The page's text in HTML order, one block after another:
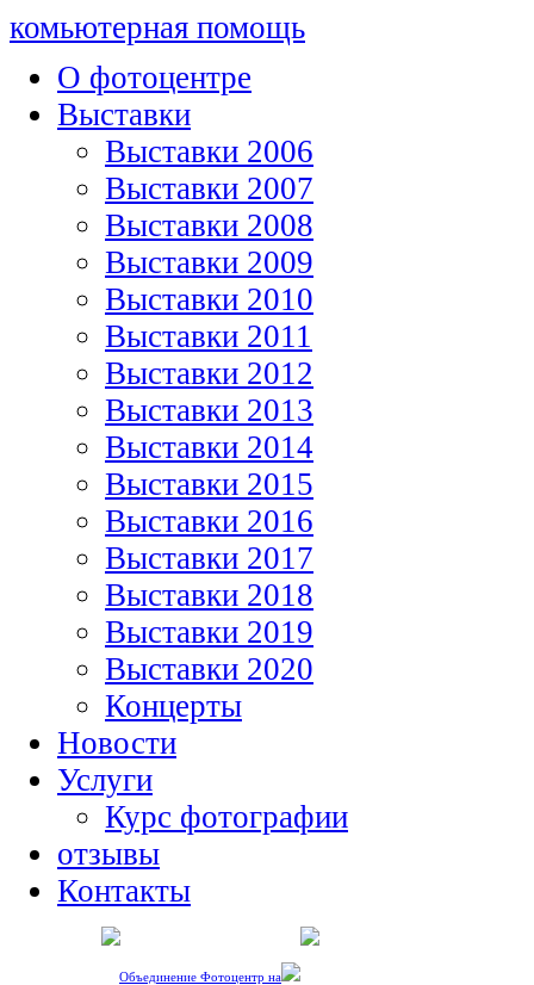
комьютерная помощь
О фотоцентре
Выставки
Выставки 2006
Выставки 2007
Выставки 2008
Выставки 2009
Выставки 2010
Выставки 2011
Выставки 2012
Выставки 2013
Выставки 2014
Выставки 2015
Выставки 2016
Выставки 2017
Выставки 2018
Выставки 2019
Выставки 2020
Концерты
Новости
Услуги
Курс фотографии
отзывы
Контакты
Объединение Фотоцентр на